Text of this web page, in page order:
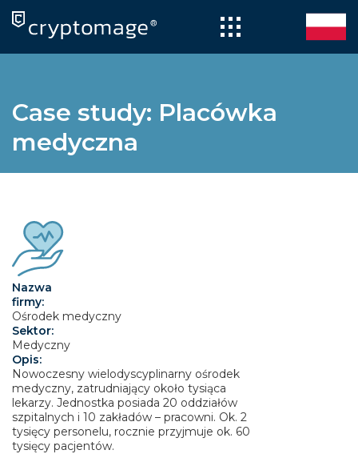
content
Case study: Placówka
medyczna
Nazwa
firmy:
Ośrodek medyczny
Sektor:
Medyczny
Opis:
Nowoczesny wielodyscyplinarny ośrodek
medyczny, zatrudniający około tysiąca
lekarzy. Jednostka posiada 20 oddziałów
szpitalnych i 10 zakładów – pracowni. Ok. 2
tysięcy personelu, rocznie przyjmuje ok. 60
tysięcy pacjentów.